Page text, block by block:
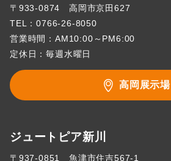
〒933-0874 高岡市京田627
TEL：0766-26-8050
営業時間：AM10:00～PM6:00
定休日：毎週水曜日
高岡展示場
ジュートピア新川
〒937-0851 魚津市住吉567-1